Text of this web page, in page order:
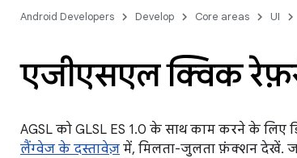
Android Developers Develop Core areas UI
एजीएसएल क्विक
AGSL को GLSL ES 1.0 के साथ काम करने के लिए
लैंग्वेज के दस्तावेज़ में, मिलता-जुलता फ़ंक्शन देखें.